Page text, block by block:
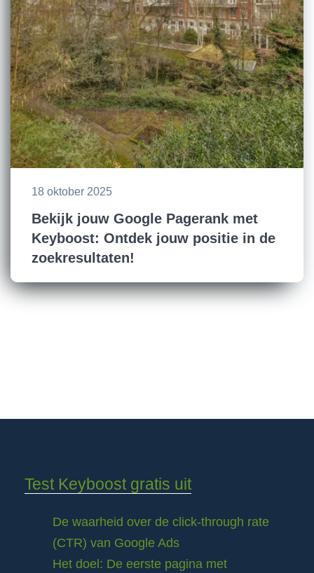
18 oktober 2025
Bekijk jouw Google Pagerank met
Keyboost: Ontdek jouw positie in de
zoekresultaten!
Test Keyboost gratis uit
De waarheid over de click-through rate
(CTR) van Google Ads
Het doel: De eerste pagina met